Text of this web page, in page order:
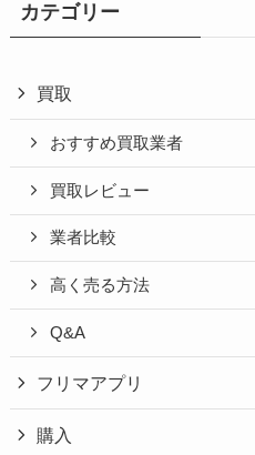
カテゴリー
買取
おすすめ買取業者
買取レビュー
業者比較
高く売る方法
Q&A
フリマアプリ
購入